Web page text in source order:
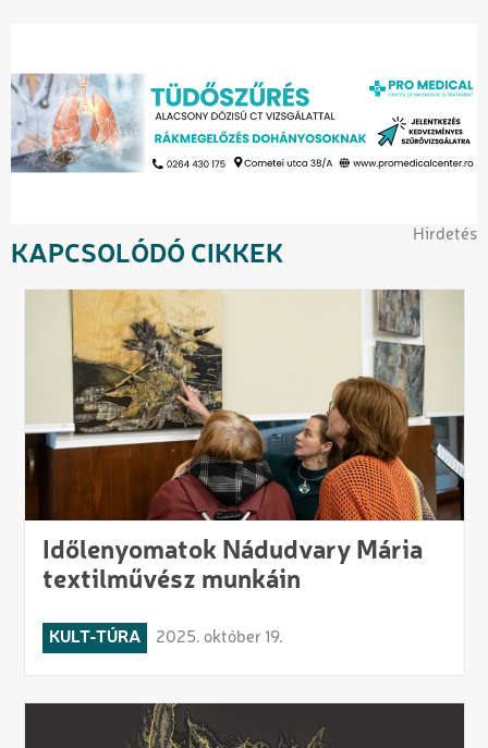
Hirdetés
KAPCSOLÓDÓ CIKKEK
Időlenyomatok Nádudvary Mária
textilművész munkáin
KULT-TÚRA 2025. október 19.